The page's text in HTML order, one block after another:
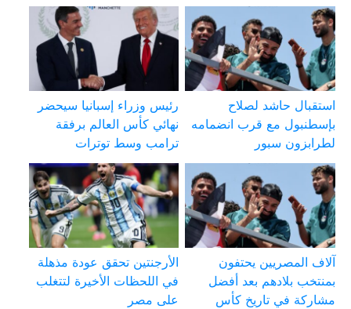
استقبال حاشد لصلاح
بإسطنبول مع قرب انضمامه
لطرابزون سبور
رئيس وزراء إسبانيا سيحضر
نهائي كأس العالم برفقة
ترامب وسط توترات
آلاف المصريين يحتفون
بمنتخب بلادهم بعد أفضل
مشاركة في تاريخ كأس
الأرجنتين تحقق عودة مذهلة
في اللحظات الأخيرة لتتغلب
على مصر